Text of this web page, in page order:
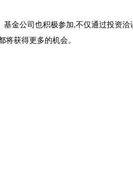
基金公司也积极参加,不仅通过投资
获得更多的机会。